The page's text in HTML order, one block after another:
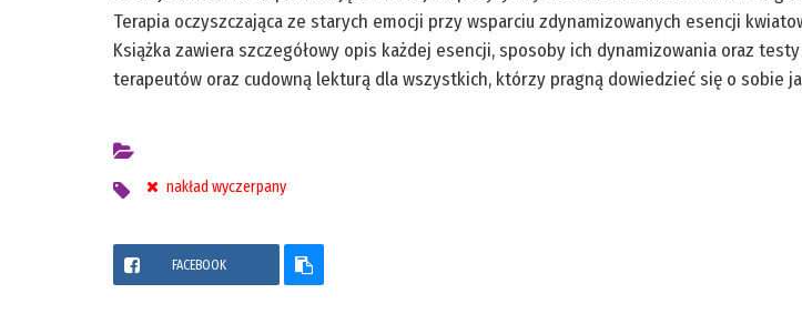
Terapia oczyszczająca ze starych emocji przy wsparciu zdynamizowanych esencji
Książka zawiera szczegółowy opis każdej esencji, sposoby ich dynamizowania oraz
terapeutów oraz cudowną lekturą dla wszystkich, którzy pragną dowiedzieć się o sobie
nakład wyczerpany
FACEBOOK